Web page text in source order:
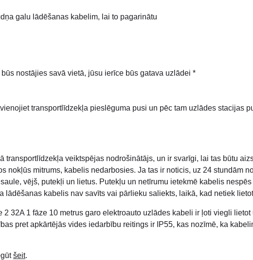
galu lādēšanas kabelim, lai to pagarinātu
nostājies savā vietā, jūsu ierīce būs gatava uzlādei *
transportlīdzekļa pieslēguma pusi un pēc tam uzlādes stacijas
transportlīdzekļa veiktspējas nodrošinātājs, un ir svarīgi, lai tas būtu
nokļūs mitrums, kabelis nedarbosies. Ja tas ir noticis, uz 24 stundām
vējš, putekļi un lietus. Putekļu un netīrumu ietekmē kabelis
lādēšanas kabelis nav savīts vai pārlieku saliekts, laikā, kad netiek
2 32A 1 fāze 10 metrus garo elektroauto uzlādes kabeli ir ļoti viegli
pret apkārtējās vides iedarbību reitings ir IP55, kas nozīmē, ka
šeit.